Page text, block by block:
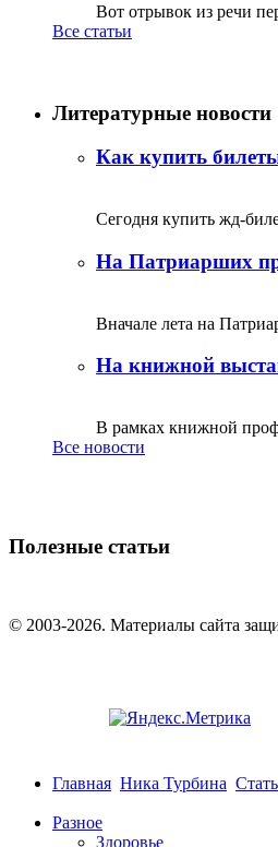
Вот отрывок из речи
Все статьи
Литературные новости
Как купить
Сегодня купить жд-
На Патриарших
Вначале лета на
На книжной
В рамках книжной
Все новости
Полезные статьи
© 2003-2026. Материалы сайта
Главная Ника Турбина
Разное
Здоровье